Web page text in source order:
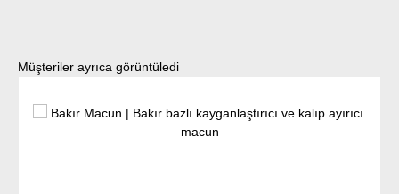
Ürün galerisini atla
Müşteriler ayrıca görüntüledi